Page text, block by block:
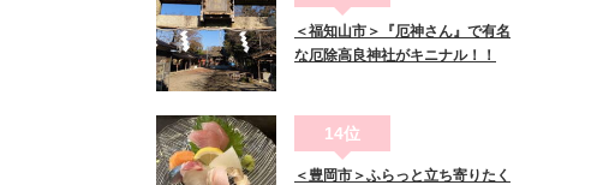
＜福知山市＞『厄神さん』で有名
な厄除高良神社がキニナル！！
14位
＜豊岡市＞ふらっと立ち寄りたく